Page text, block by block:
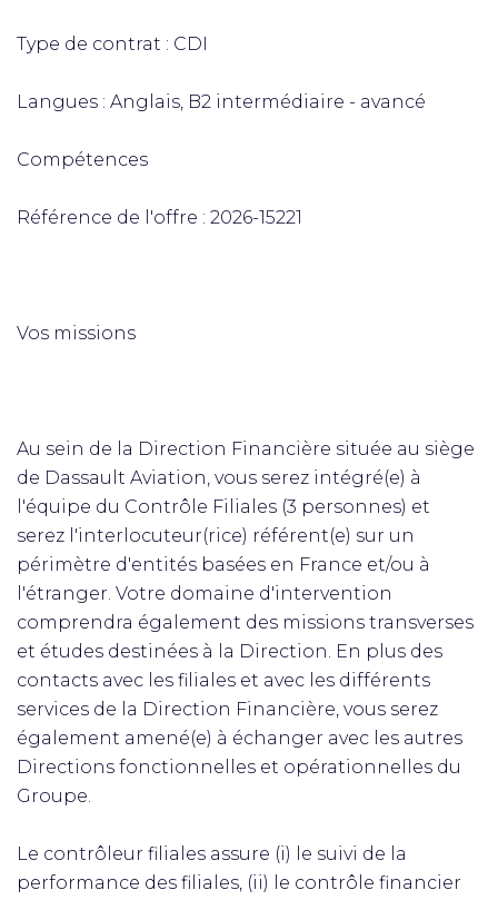
Type de contrat : CDI
Langues : Anglais, B2 intermédiaire - avancé
Compétences
Référence de l'offre : 2026-15221
Vos missions
Au sein de la Direction Financière située au siège
de Dassault Aviation, vous serez intégré(e) à
l'équipe du Contrôle Filiales (3 personnes) et
serez l'interlocuteur(rice) référent(e) sur un
périmètre d'entités basées en France et/ou à
l'étranger. Votre domaine d'intervention
comprendra également des missions transverses
et études destinées à la Direction. En plus des
contacts avec les filiales et avec les différents
services de la Direction Financière, vous serez
également amené(e) à échanger avec les autres
Directions fonctionnelles et opérationnelles du
Groupe.
Le contrôleur filiales assure (i) le suivi de la
performance des filiales, (ii) le contrôle financier